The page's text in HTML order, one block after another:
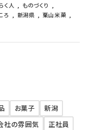
く人
ものづくり
ろ 新潟県
栗山米菓
お菓子
新潟
社の雰囲気
正社員